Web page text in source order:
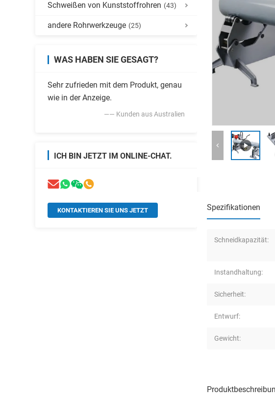
Schweißen von Kunststoffrohren (43)
andere Rohrwerkzeuge (25)
WAS HABEN SIE GESAGT?
Sehr zufrieden mit dem Produkt, genau
wie in der Anzeige.
—— Kunden aus Australien
ICH BIN JETZT IM ONLINE-CHAT.
KONTAKTIEREN SIE UNS JETZT Spezifikationen
Schneidkapazität:
Instandhaltung:
Sicherheit:
Entwurf:
Gewicht: